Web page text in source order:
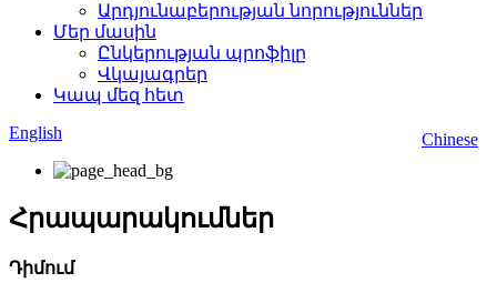
Արդյունաբերության նորություններ
Մեր մասին
Ընկերության պրոֆիլը
Վկայագրեր
Կապ մեզ հետ
Chinese
English
Հրապարակումներ
Դիմում